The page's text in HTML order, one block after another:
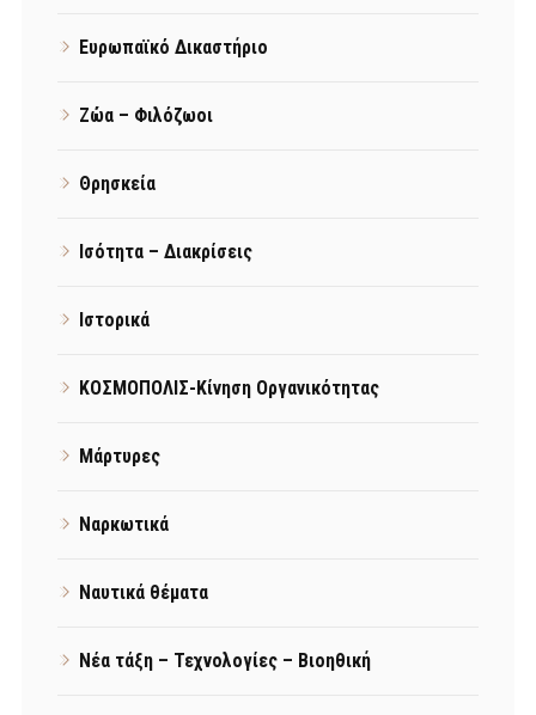
Ευρωπαϊκό Δικαστήριο
Ζώα – Φιλόζωοι
Θρησκεία
Ισότητα – Διακρίσεις
Ιστορικά
ΚΟΣΜΟΠΟΛΙΣ-Κίνηση Οργανικότητας
Μάρτυρες
Ναρκωτικά
Ναυτικά θέματα
Νέα τάξη – Τεχνολογίες – Βιοηθική